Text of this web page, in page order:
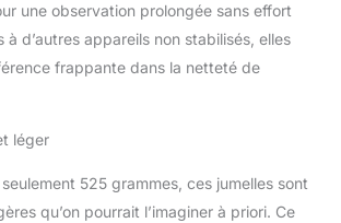
une observation prolongée sans effort
à d’autres appareils non stabilisés, elles
frappante dans la netteté de
léger
525 grammes, ces jumelles sont
qu’on pourrait l’imaginer à priori. Ce